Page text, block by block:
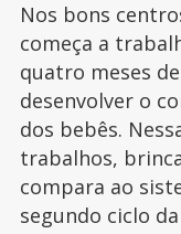
Nos bons
começa a
quatro meses
desenvolver o
dos bebês.
trabalhos,
compara ao
segundo ciclo